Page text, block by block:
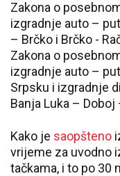
Zakona o
izgradnje auto –
– Brčko i Brčko -
Zakona o
izgradnje auto –
Srpsku i izgradnje
Banja Luka –
Kako je saopšteno
vrijeme za uvodno
tačkama, i to po 30